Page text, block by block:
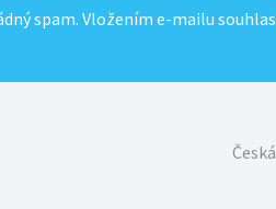
spam. Vložením e-mailu